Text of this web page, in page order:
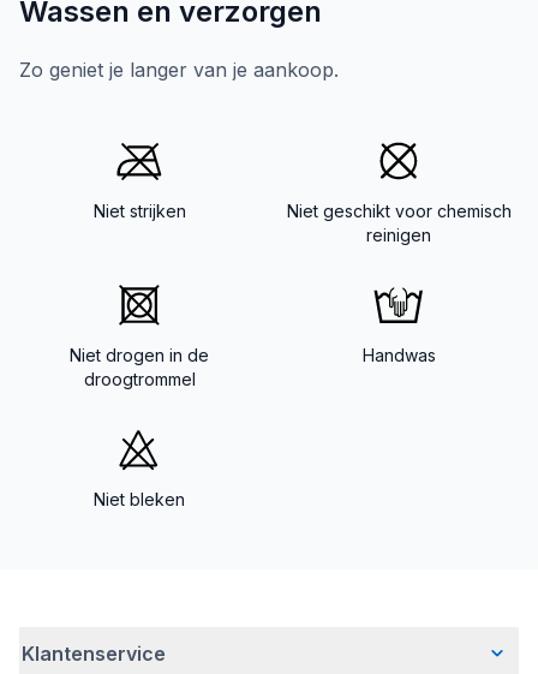
Wassen en verzorgen
Zo geniet je langer van je aankoop.
Niet strijken
Niet geschikt voor chemisch
reinigen
Niet drogen in de
droogtrommel
Handwas
Niet bleken
Klantenservice